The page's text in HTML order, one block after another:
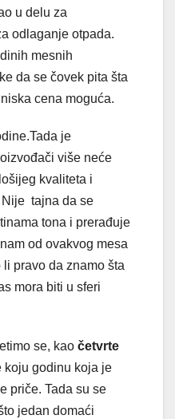
u delu za
odlaganje otpada.
mesnih
da se čovek pita šta
cena moguća.
je
više neće
kvaliteta i
tajna da se
tona i prerađuje
od ovakvog mesa
pravo da znamo šta
mora biti u sferi
se, kao četvrte
koju godinu koja je
priče. Tada su se
jedan domaći